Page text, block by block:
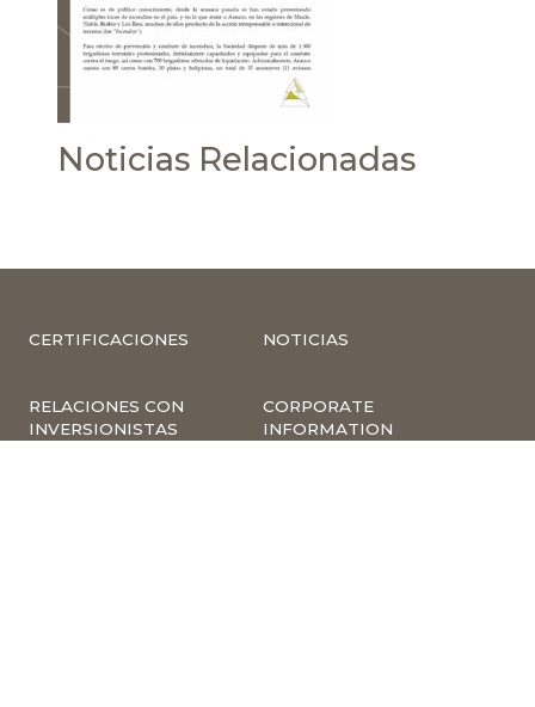
Noticias Relacionadas
CERTIFICACIONES NOTICIAS
RELACIONES CON
INVERSIONISTAS
CORPORATE
INFORMATION